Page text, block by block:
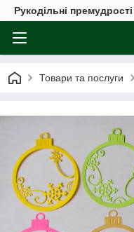
Рукодільні премудрості
Товари та послуги